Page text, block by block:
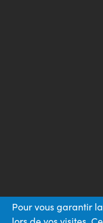
Pour vous garantir